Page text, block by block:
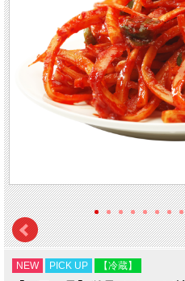
NEW PICK UP 【冷蔵】